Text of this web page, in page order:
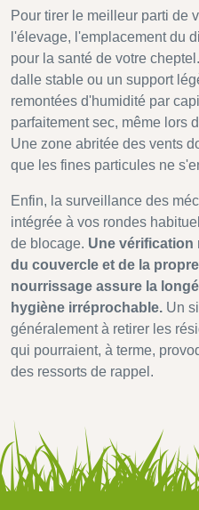
Pour tirer le meilleur parti de
l'élevage, l'emplacement du
pour la santé de votre
dalle stable ou un support
remontées d'humidité par
parfaitement sec, même lors
Une zone abritée des vents
que les fines particules ne
Enfin, la surveillance des
intégrée à vos rondes
de blocage. Une vérification
du couvercle et de la
nourrissage assure la
hygiène irréprochable. Un
généralement à retirer les
qui pourraient, à terme,
des ressorts de rappel.